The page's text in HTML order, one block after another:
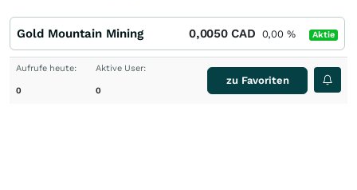
Gold Mountain Mining 0,0050 CAD 0,00 % Aktie
Aufrufe heute:
0
Aktive User:
0
zu Favoriten